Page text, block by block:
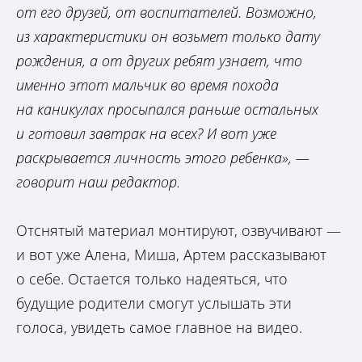
от его друзей, от воспитателей. Возможно,
из характеристики он возьмет только дату
рождения, а от других ребят узнает, что
именно этот мальчик во время похода
на каникулах просыпался раньше остальных
и готовил завтрак на всех? И вот уже
раскрывается личность этого ребенка», —
говорит наш редактор.
Отснятый материал монтируют, озвучивают —
и вот уже Алена, Миша, Артем рассказывают
о себе. Остается только надеяться, что
будущие родители смогут услышать эти
голоса, увидеть самое главное на видео.